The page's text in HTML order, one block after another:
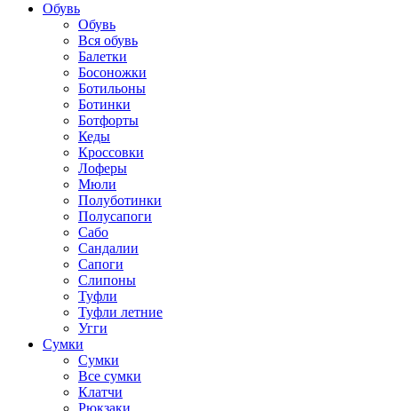
Обувь
Обувь
Вся обувь
Балетки
Босоножки
Ботильоны
Ботинки
Ботфорты
Кеды
Кроссовки
Лоферы
Мюли
Полуботинки
Полусапоги
Сабо
Сандалии
Сапоги
Слипоны
Туфли
Туфли летние
Угги
Сумки
Сумки
Все сумки
Клатчи